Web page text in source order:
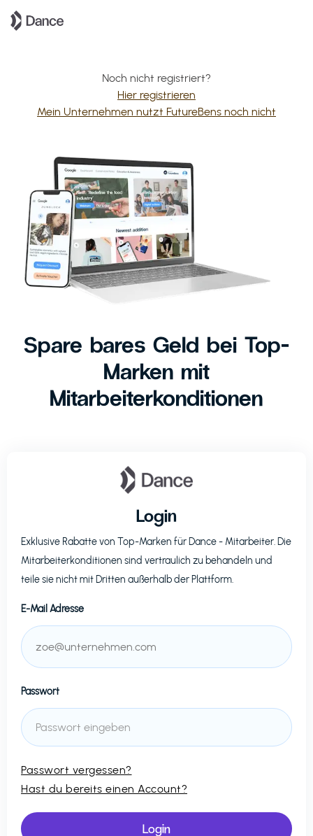
Noch nicht registriert?
Hier registrieren
Mein Unternehmen nutzt FutureBens noch nicht
Spare bares Geld bei Top-
Marken mit
Mitarbeiterkonditionen
Login
Exklusive Rabatte von Top-Marken für Dance- Mitarbeiter. Die
Mitarbeiterkonditionen sind vertraulich zu behandeln und
teile sie nicht mit Dritten außerhalb der Plattform.
E-Mail Adresse
Passwort
Passwort vergessen?
Hast du bereits einen Account?